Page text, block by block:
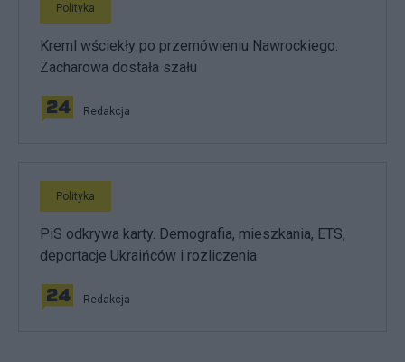
Polityka
Kreml wściekły po przemówieniu Nawrockiego.
Zacharowa dostała szału
Redakcja
Polityka
PiS odkrywa karty. Demografia, mieszkania, ETS,
deportacje Ukraińców i rozliczenia
Redakcja